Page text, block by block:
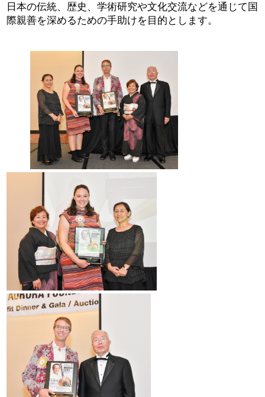
2021 Results
2019 Winner
2019 Results
2018 Winners
2017 Winners
2015 Winners
2014 Winners
2014 Results
2013 Results
奨学金
2023 Resipiant
日本の伝統、歴史、学術研究や文化交流などを通じて国
際親善を深めるための手助けを目的とします。